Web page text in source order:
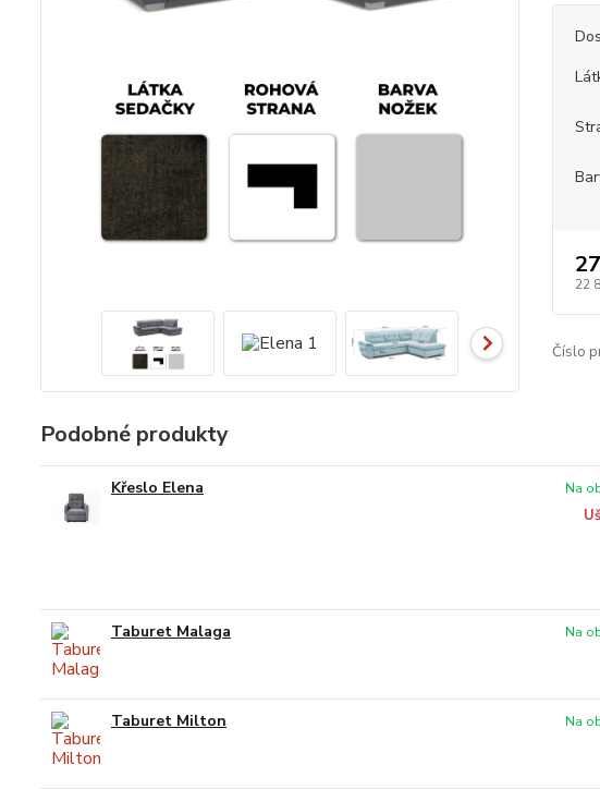
22
Číslo
Podobné produkty
Křeslo Elena Na
Taburet Malaga Na
Taburet Milton Na